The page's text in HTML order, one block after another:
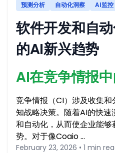
预测分析 自动化洞察 AI监控
软件开发和自
的AI新兴趋势
AI在竞争情报
竞争情报（CI）涉及收集
知战略决策。随着AI的快
和自动化，从而使企业能
势。对于像Coaio …
February 23, 2026 • 1 min